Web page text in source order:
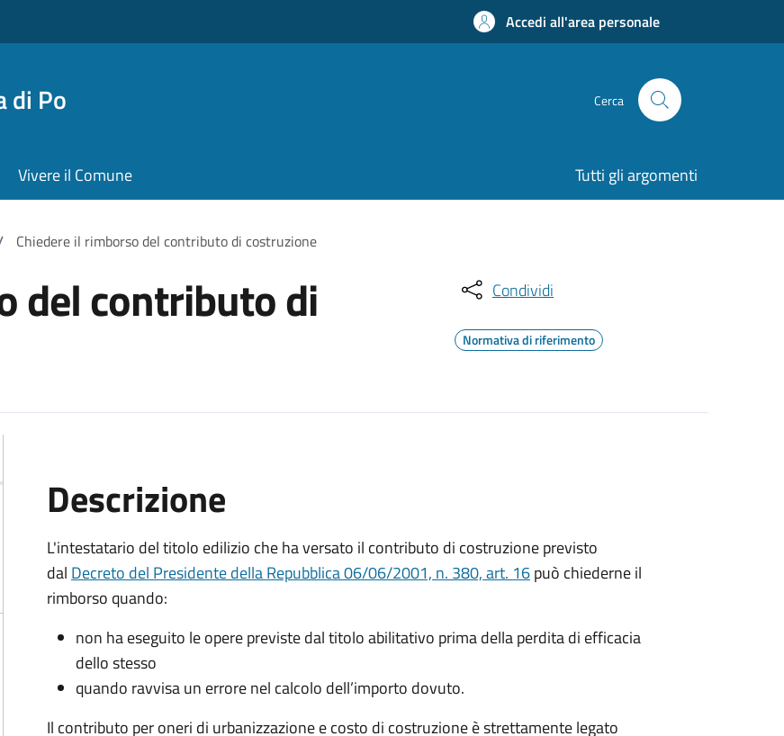
Accedi all'area personale
di Po Cerca
Vivere il Comune Tutti gli argomenti
Chiedere il rimborso del contributo di costruzione
del contributo di Condividi
Normativa di riferimento
Descrizione
L'intestatario del titolo edilizio che ha versato il contributo di costruzione previsto
dal Decreto del Presidente della Repubblica 06/06/2001, n. 380, art. 16può chiederne il
rimborso quando:
non ha eseguito le opere previste dal titolo abilitativo prima della perdita di efficacia
dello stesso
quando ravvisa un errore nel calcolo dell’importo dovuto.
Il contributo per oneri di urbanizzazione e costo di costruzione è strettamente legato